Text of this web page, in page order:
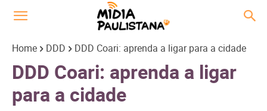
Home DDD DDD Coari: aprenda a ligar para a cidade
DDD Coari: aprenda a ligar
para a cidade